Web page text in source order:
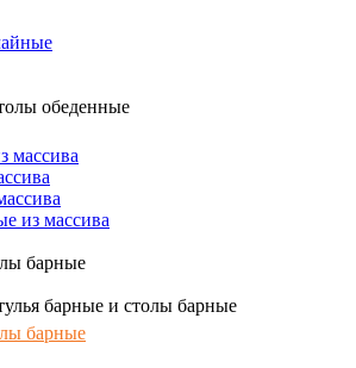
обеденные
массива
из массива
барные
барные и столы барные
барные